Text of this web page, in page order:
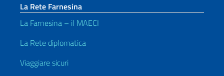
La Rete Farnesina
La Farnesina – il MAECI
La Rete diplomatica
Viaggiare sicuri